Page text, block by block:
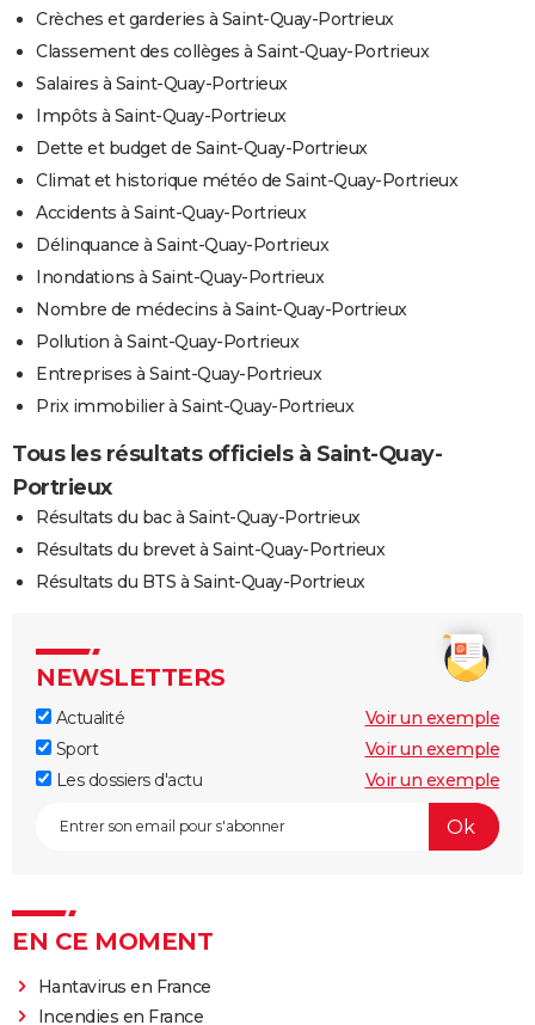
Crèches et garderies à Saint-Quay-Portrieux
Classement des collèges à Saint-Quay-Portrieux
Salaires à Saint-Quay-Portrieux
Impôts à Saint-Quay-Portrieux
Dette et budget de Saint-Quay-Portrieux
Climat et historique météo de Saint-Quay-Portrieux
Accidents à Saint-Quay-Portrieux
Délinquance à Saint-Quay-Portrieux
Inondations à Saint-Quay-Portrieux
Nombre de médecins à Saint-Quay-Portrieux
Pollution à Saint-Quay-Portrieux
Entreprises à Saint-Quay-Portrieux
Prix immobilier à Saint-Quay-Portrieux
Tous les résultats officiels à Saint-Quay-
Portrieux
Résultats du bac à Saint-Quay-Portrieux
Résultats du brevet à Saint-Quay-Portrieux
Résultats du BTS à Saint-Quay-Portrieux
NEWSLETTERS
Actualité
Voir un exemple
Sport
Voir un exemple
Les dossiers d'actu
Voir un exemple
EN CE MOMENT
Hantavirus en France
Incendies en France